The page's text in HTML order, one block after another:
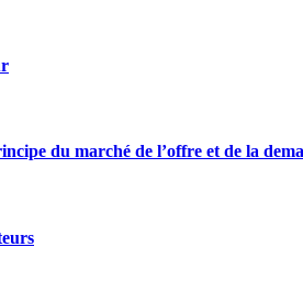
du marché de l’offre et de la